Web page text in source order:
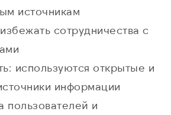
источникам
сотрудничества с
используются открытые и
информации
пользователей и